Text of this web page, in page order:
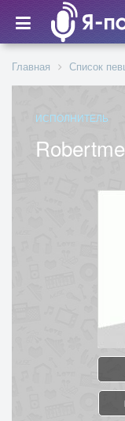
Главная Список
ИСПОЛНИТЕЛЬ